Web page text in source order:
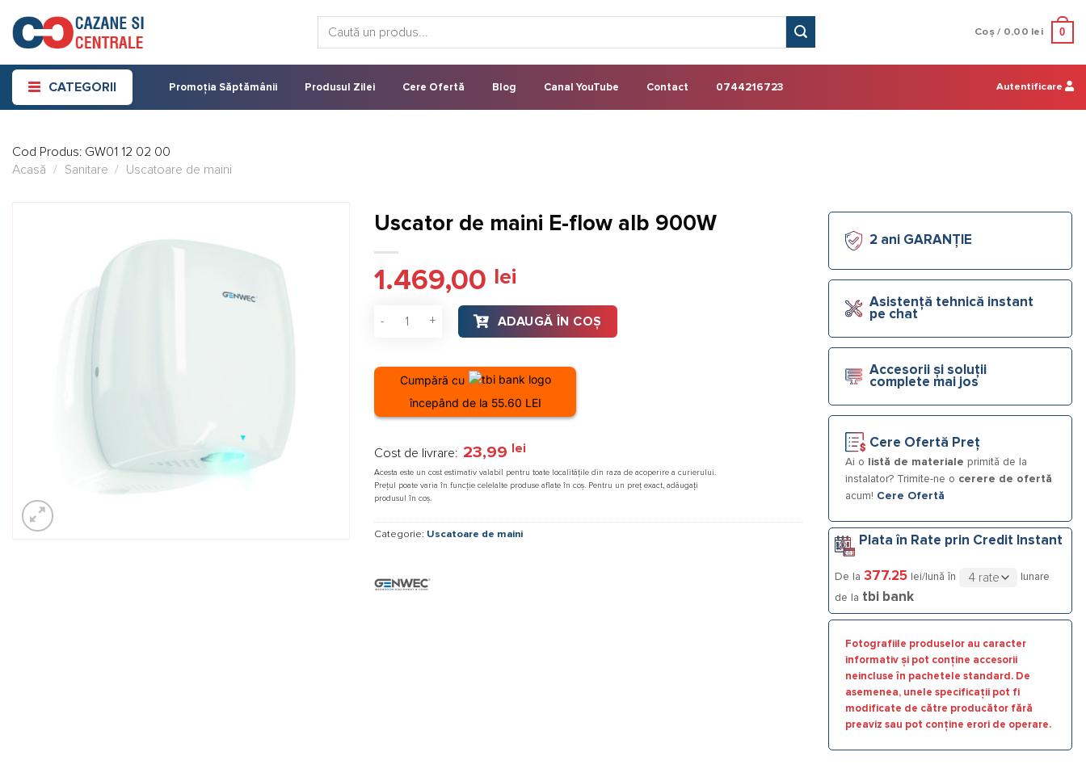
content
Coș / 0,00 lei 0
CATEGORII Promoția Săptămânii Produsul Zilei Cere Ofertă Blog Canal YouTube Contact 0744216723 Autentificare
Cod Produs: GW01 12 02 00
Acasă
/ Sanitare / Uscatoare de maini
Uscator de maini E-flow alb 900W
1.469,00 lei
Cantitate Uscator de maini E-flow alb 900W
ADAUGĂ ÎN COȘ
Cumpără cu
începând de la 55.60 LEI
Cost de livrare: 23,99 lei
Acesta este un cost estimativ valabil pentru toate localitățile din raza de acoperire a curierului.
Prețul poate varia în funcție celelalte produse aflate în coș. Pentru un preț exact, adăugați
produsul în coș.
Categorie: Uscatoare de maini
2 ani GARANȚIE
Asistență tehnică instant
pe chat
Accesorii și soluții
complete mai jos
Cere Ofertă Preț
Ai o listă de materiale primită de la
instalator? Trimite-ne o cerere de ofertă
acum! Cere Ofertă
Plata în Rate prin Credit Instant
De la 377.25 lei/lună în
lunare
de la tbi bank
Fotografiile produselor au caracter
informativ și pot conține accesorii
neincluse în pachetele standard. De
asemenea, unele specificații pot fi
modificate de către producător fără
preaviz sau pot conține erori de operare.